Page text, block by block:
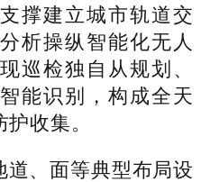
撑建立城市轨道交
析操纵智能化无人
巡检独自从规划、
能识别，构成全天
收集。
、面等典型布局设